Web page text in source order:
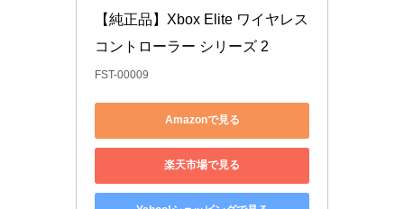
【純正品】Xbox Elite ワイヤレス
コントローラー シリーズ 2
FST-00009
Amazonで見る
楽天市場で見る